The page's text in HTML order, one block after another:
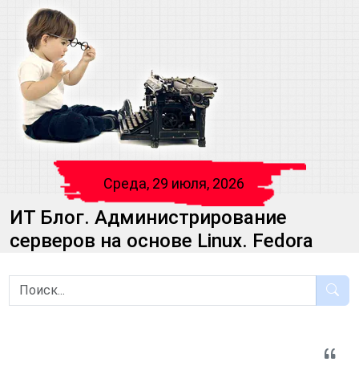
Среда, 29 июля, 2026
ИТ Блог. Администрирование
серверов на основе Linux. Fedora